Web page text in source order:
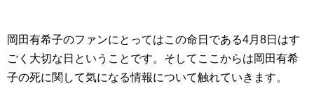
岡田有希子のファンにとってはこの命日である4月8日はす
ごく大切な日ということです。そしてここからは岡田有希
子の死に関して気になる情報について触れていきます。